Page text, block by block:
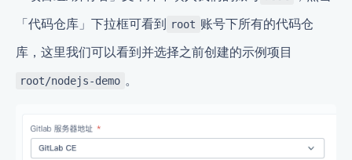
「代码仓库」下拉框可看到 root 账号下所有的代码仓
库，这里我们可以看到并选择之前创建的示例项目
root/nodejs-demo 。